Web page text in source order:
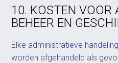
10. KOSTEN
BEHEER EN
Elke administratieve
worden afgehandeld als